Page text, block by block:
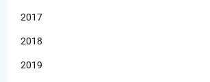
2017
2018
2019